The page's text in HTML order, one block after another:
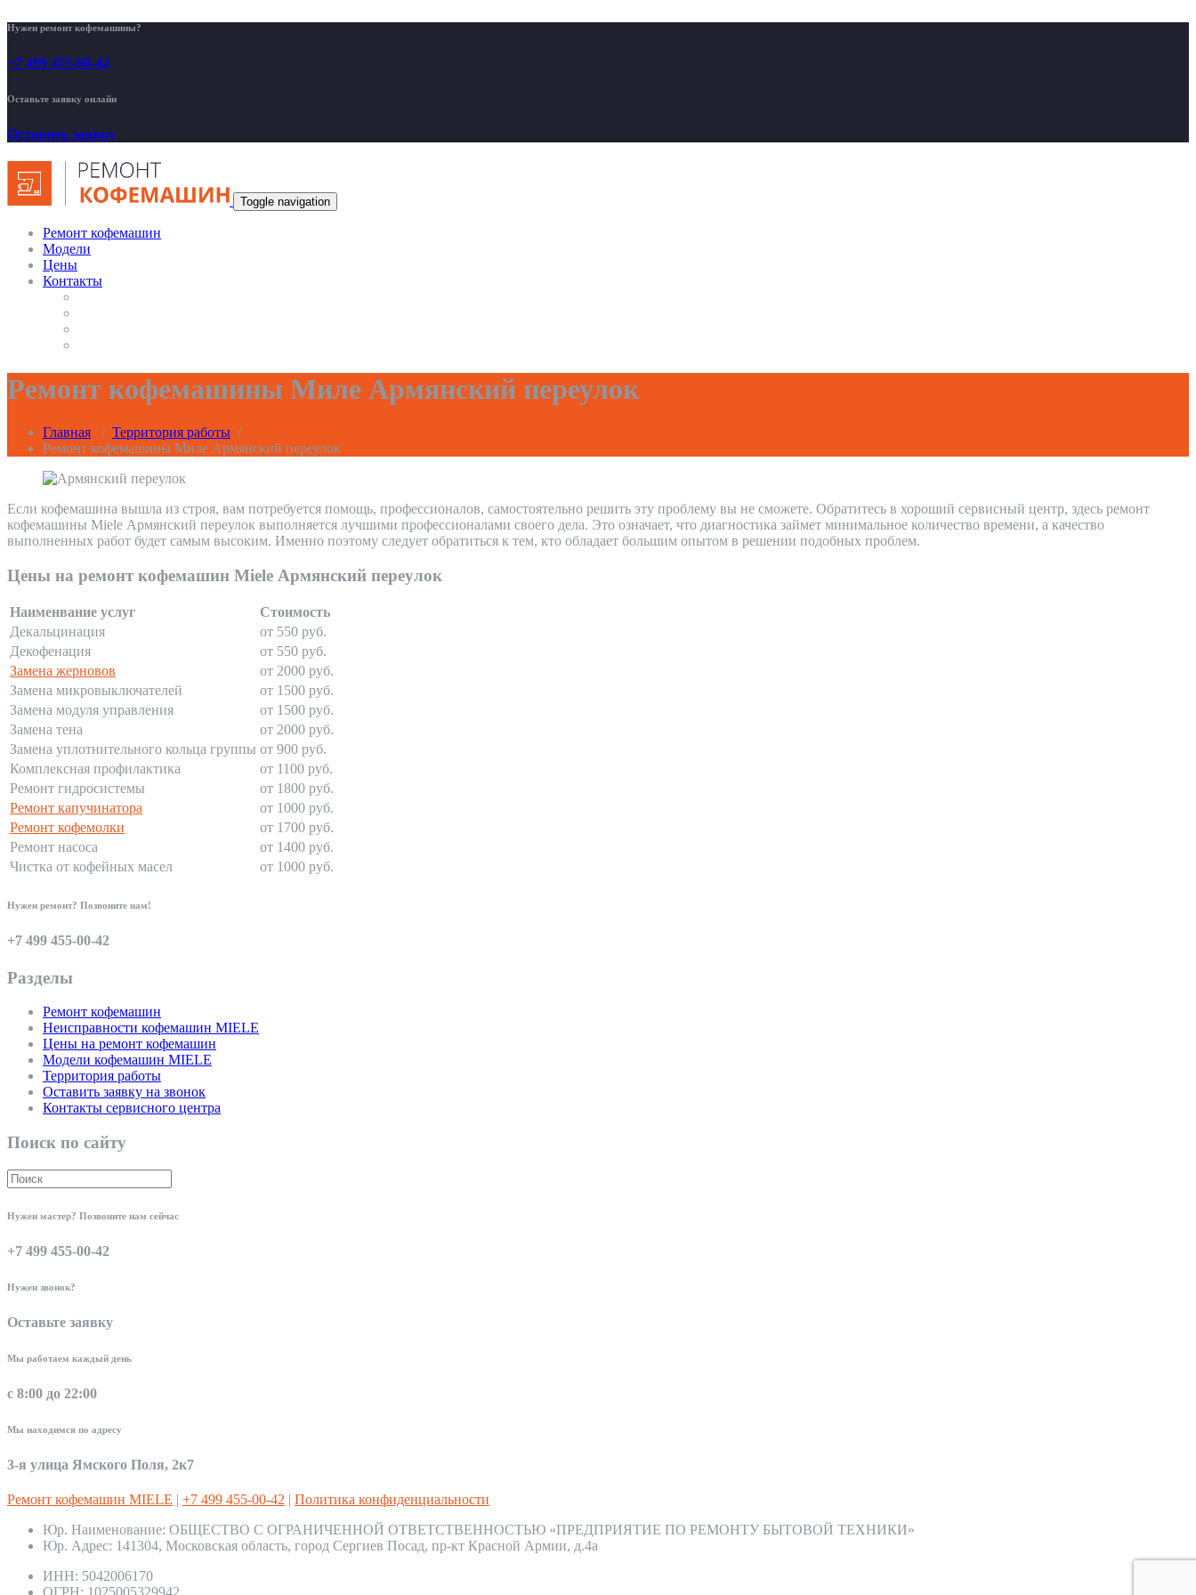
Нужен ремонт кофемашины?
+7 499 455-00-42
Оставьте заявку онлайн
Оставить заявку
Toggle navigation
Ремонт кофемашин
Модели
Цены
Контакты
Ремонт кофемашины Миле Армянский переулок
Главная / Территория работы /
Ремонт кофемашины Миле Армянский переулок
Если кофемашина вышла из строя, вам потребуется помощь, профессионалов, самостоятельно решить эту проблему вы не сможете. Обратитесь в хороший сервисный центр, здесь ремонт
кофемашины Miele Армянский переулок выполняется лучшими профессионалами своего дела. Это означает, что диагностика займет минимальное количество времени, а качество
выполненных работ будет самым высоким. Именно поэтому следует обратиться к тем, кто обладает большим опытом в решении подобных проблем.
Цены на ремонт кофемашин Miele Армянский переулок
Наименвание услуг
Стоимость
Декальцинация
от 550 руб.
Декофенация
от 550 руб.
Замена жерновов
от 2000 руб.
Замена микровыключателей
от 1500 руб.
Замена модуля управления
от 1500 руб.
Замена тена
от 2000 руб.
Замена уплотнительного кольца группы от 900 руб.
Комплексная профилактика
от 1100 руб.
Ремонт гидросистемы
от 1800 руб.
Ремонт капучинатора
от 1000 руб.
Ремонт кофемолки
от 1700 руб.
Ремонт насоса
от 1400 руб.
Чистка от кофейных масел
от 1000 руб.
Нужен ремонт? Позвоните нам!
+7 499 455-00-42
Разделы
Ремонт кофемашин
Неисправности кофемашин MIELE
Цены на ремонт кофемашин
Модели кофемашин MIELE
Территория работы
Оставить заявку на звонок
Контакты сервисного центра
Поиск по сайту
Нужен мастер? Позвоните нам сейчас
+7 499 455-00-42
Нужен звонок?
Оставьте заявку
Мы работаем каждый день
с 8:00 до 22:00
Мы находимся по адресу
3-я улица Ямского Поля, 2к7
Ремонт кофемашин MIELE | +7 499 455-00-42 | Политика конфиденциальности
Юр. Наименование: ОБЩЕСТВО С ОГРАНИЧЕННОЙ ОТВЕТСТВЕННОСТЬЮ «ПРЕДПРИЯТИЕ ПО РЕМОНТУ БЫТОВОЙ ТЕХНИКИ»
Юр. Адрес: 141304, Московская область, город Сергиев Посад, пр-кт Красной Армии, д.4а
ИНН: 5042006170
ОГРН: 1025005329942